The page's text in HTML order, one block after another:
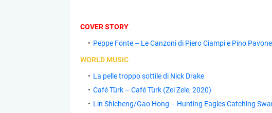
COVER STORY
Peppe Fonte – Le Canzoni di Piero Ciampi e Pino
WORLD MUSIC
La pelle troppo sottile di Nick Drake
Café Türk – Café Türk (Zel Zele, 2020)
Lin Shicheng/Gao Hong – Hunting Eagles Catching